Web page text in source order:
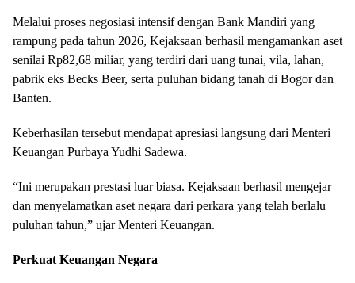
Melalui proses negosiasi intensif dengan Bank Mandiri yang
rampung pada tahun 2026, Kejaksaan berhasil mengamankan aset
senilai Rp82,68 miliar, yang terdiri dari uang tunai, vila, lahan,
pabrik eks Becks Beer, serta puluhan bidang tanah di Bogor dan
Banten.
Keberhasilan tersebut mendapat apresiasi langsung dari Menteri
Keuangan Purbaya Yudhi Sadewa.
“Ini merupakan prestasi luar biasa. Kejaksaan berhasil mengejar
dan menyelamatkan aset negara dari perkara yang telah berlalu
puluhan tahun,” ujar Menteri Keuangan.
Perkuat Keuangan Negara